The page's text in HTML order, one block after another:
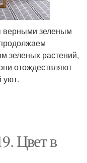
верными зеленым
зеленых растений,
отождествляют
уют.
Цвет в